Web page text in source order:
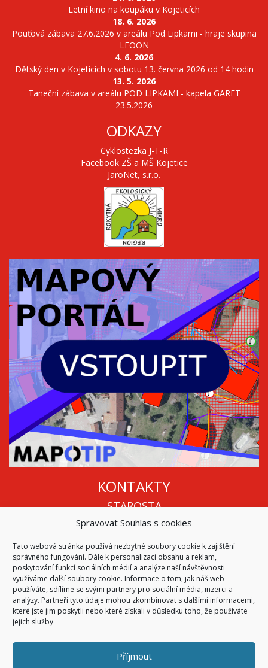
Spravovat Souhlas s cookies
Tato webová stránka používá nezbytné soubory cookie k zajištění
správného fungování. Dále k personalizaci obsahu a reklam,
poskytování funkcí sociálních médií a analýze naší návštěvnosti
využíváme další soubory cookie. Informace o tom, jak náš web
používáte, sdílíme se svými partnery pro sociální média, inzerci a
analýzy. Partneři tyto údaje mohou zkombinovat s dalšími informacemi,
které jste jim poskytli nebo které získali v důsledku toho, že používáte
jejich služby
Příjmout
Letní kino na koupáku v Kojeticích
18. 6. 2026
Pouťová zábava 27.6.2026 v areálu Pod Lipkami - hraje skupina
LEOON
4. 6. 2026
Dětský den v Kojeticích v sobotu 13. června 2026 od 14 hodin
13. 5. 2026
Taneční zábava v areálu POD LIPKAMI - kapela GARET
23.5.2026
ODKAZY
Cyklostezka J-T-R
Facebook ZŠ a MŠ Kojetice
JaroNet, s.r.o.
KONTAKTY
STAROSTA
Mgr. Roman Vala
info@oukojetice.cz
ÚŘEDNÍ HODINY
Po, St: 15:30 - 16:30
Všechny kontakty | Kde nás najdete